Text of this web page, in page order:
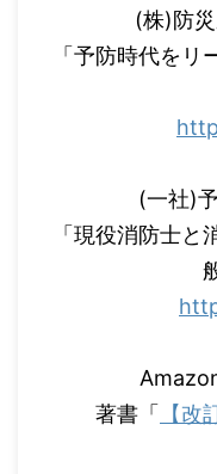
(株)防
「予防時代をリ
(一社)
「現役消防士
著書「 【